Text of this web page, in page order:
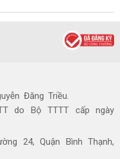
Đăng Triều.
do Bộ TTTT cấp ngày
24, Quận Bình Thạnh,